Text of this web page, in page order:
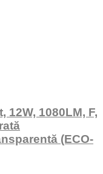
12W, 1080LM, F,
(ECO-